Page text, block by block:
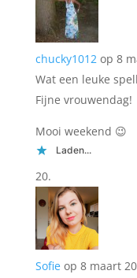
chucky1012 op 8
Wat een leuke
Fijne vrouwendag!
Mooi weekend 😉
Laden...
Sofie op 8 maart